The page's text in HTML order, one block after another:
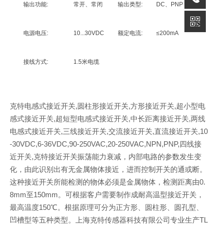
输出功能: 常开、常闭 输出类型: DC、PNP
电源电压: 10...30VDC 额定电流: ≤200mA
接线方式: 1.5米电缆
克特电感式接近开关,圆柱形接近开关,方形接近开关,超小型电
感式接近开关,超短型电感式接近开关,中长距离接近开关,两线
电感式接近开关,三线接近开关,交流接近开关,直流接近开关,10
-30VDC,6-36VDC,90-250VAC,20-250VAC,NPN,PNP,四线接
近开关,克特接近开关振荡能力衰减，内部电路的参数发生变
化，由此识别出有无金属物体接近，进而控制开关的通或断。
这种接近开关所能检测的物体必须是金属物体，检测距离由0.
8mm至150mm。可根据客户需要制作成耐高温型接近开关，
最高温度150℃。根据原理可分为正方形、圆柱形、圆孔型、
凹槽型等五种类型。上海克特传感器科技有限公司专业生产TL